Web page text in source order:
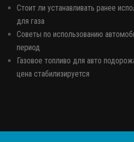
Стоит ли устанавливать ранее
для газа
Советы по использованию
период
Газовое топливо для авто
цена стабилизируется